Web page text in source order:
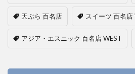
天ぷら 百名店 スイーツ 百名店
アジア・エスニック 百名店 WEST